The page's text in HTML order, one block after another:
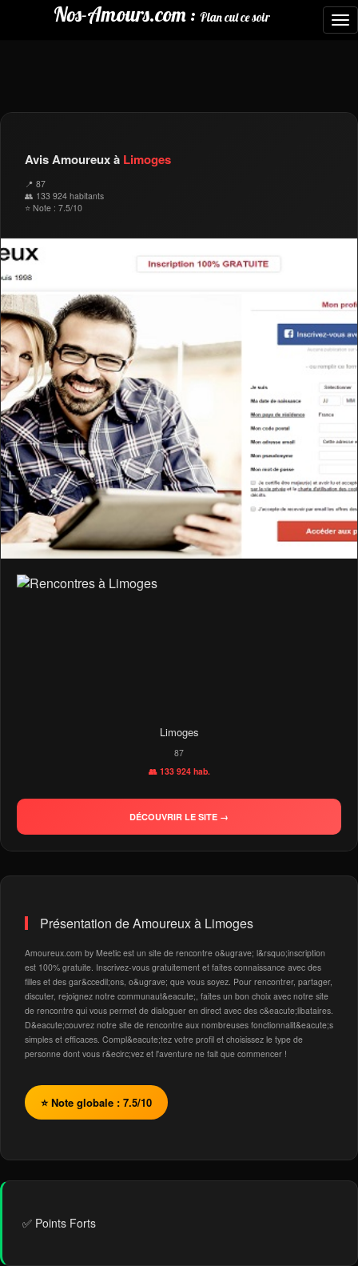
Nos-Amours.com : Plan cul ce soir
Avis Amoureux à Limoges
📍 87
👥 133 924 habitants
⭐ Note : 7.5/10
Limoges
87
👥 133 924 hab.
DÉCOUVRIR LE SITE →
Présentation de Amoureux à Limoges
Amoureux.com by Meetic est un site de rencontre o&ugrave; l&rsquo;inscription
est 100% gratuite. Inscrivez-vous gratuitement et faites connaissance avec des
filles et des gar&ccedil;ons, o&ugrave; que vous soyez. Pour rencontrer, partager,
discuter, rejoignez notre communaut&eacute;, faites un bon choix avec notre site
de rencontre qui vous permet de dialoguer en direct avec des c&eacute;libataires.
D&eacute;couvrez notre site de rencontre aux nombreuses fonctionnalit&eacute;s
simples et efficaces. Compl&eacute;tez votre profil et choisissez le type de
personne dont vous r&ecirc;vez et l'aventure ne fait que commencer !
⭐ Note globale : 7.5/10
✅ Points Forts